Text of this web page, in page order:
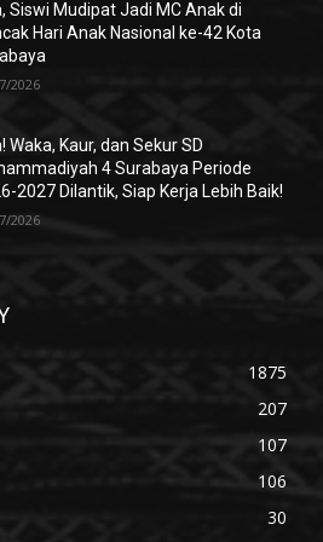
Siswi Mudipat Jadi MC Anak di
Hari Anak Nasional ke-42 Kota
2026
Waka, Kaur, dan Sekur SD
4 Surabaya Periode
2027 Dilantik, Siap Kerja Lebih Baik!
2026
1875
207
107
106
30